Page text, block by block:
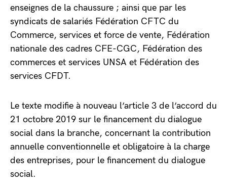
enseignes de la chaussure ; ainsi que par les
syndicats de salariés Fédération CFTC du
Commerce, services et force de vente, Fédération
nationale des cadres CFE-CGC, Fédération des
commerces et services UNSA et Fédération des
services CFDT.
Le texte modifie à nouveau l’article 3 de l’accord du
21 octobre 2019 sur le financement du dialogue
social dans la branche, concernant la contribution
annuelle conventionnelle et obligatoire à la charge
des entreprises, pour le financement du dialogue
social.